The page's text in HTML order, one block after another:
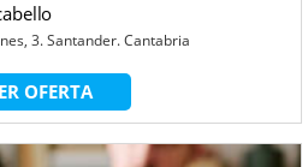
3. Santander. Cantabria
OFERTA